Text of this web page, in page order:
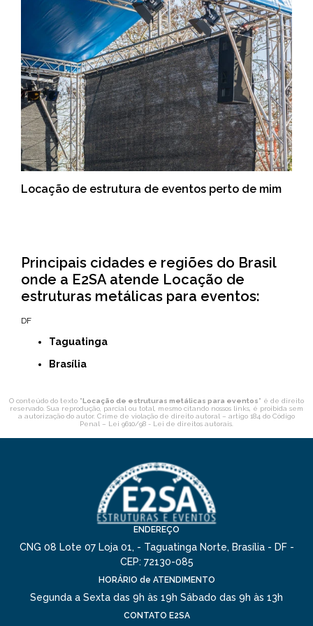
Locação de estrutura de eventos perto de mim
Principais cidades e regiões do Brasil
onde a E2SA atende Locação de
estruturas metálicas para eventos:
DF
Taguatinga
Brasília
O conteúdo do texto "Locação de estruturas metálicas para eventos" é de direito
reservado. Sua reprodução, parcial ou total, mesmo citando nossos links, é proibida sem
a autorização do autor. Crime de violação de direito autoral – artigo 184 do Código
Penal – Lei 9610/98 - Lei de direitos autorais
ENDEREÇO
CNG 08 Lote 07 Loja 01, - Taguatinga Norte, Brasília - DF -
CEP: 72130-085
HORÁRIO de ATENDIMENTO
Segunda a Sexta das 9h às 19h Sábado das 9h às 13h
CONTATO E2SA